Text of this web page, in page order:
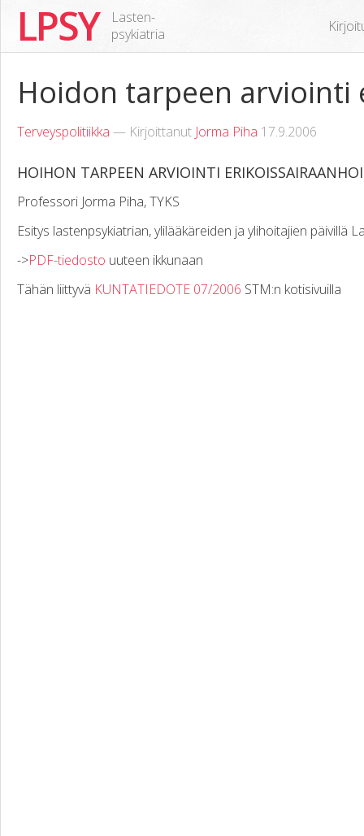
LPSY
Lasten-
psykiatria
Hoidon tarpeen
Terveyspolitiikka — Kirjoittanut Jorma Piha 17.9.2006
HOIHON TARPEEN ARVIOINTI
Professori Jorma Piha, TYKS
Esitys lastenpsykiatrian, ylilääkäreiden ja ylihoitajien päivillä
->PDF-tiedosto uuteen ikkunaan
Tähän liittyvä KUNTATIEDOTE 07/2006 STM:n kotisivuilla